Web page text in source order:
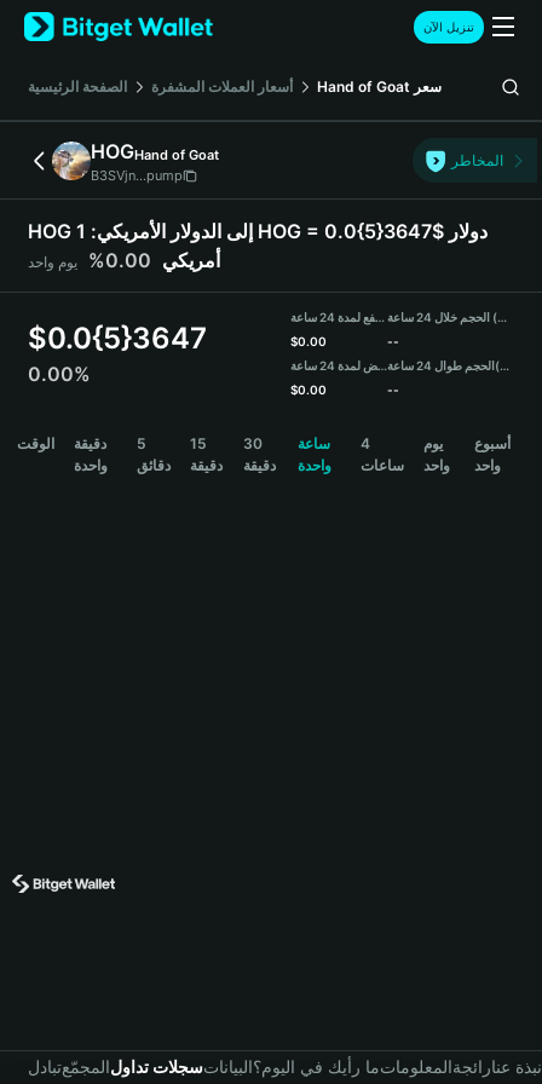
English
日本語
Русский
Español (Latinoamérica)
Türkçe
Deutsch
简体中文
Português (Portugal)
Bahasa Indonesia
বাংলা
تنزيل الآن
الصفحة الرئيسية أسعار العملات المشفرة Hand of Goat سعر
HOGHand of Goat
B3SVjn...pump
المخاطر
HOG إلى الدولار الأمريكي: 1 HOG = 0.0{5}3647$ دولار
أمريكي 0.00% يوم واحد
$0.0{5}3647
0.00%
مرتفع لمدة 24 ساعة
$0.00
منخفض لمدة 24 ساعة
$0.00
الحجم خلال 24 ساعة (HOG)
--
الحجم طوال 24 ساعة(USDT)
--
الوقت
دقيقة
واحدة
5
دقائق
15
دقيقة
30
دقيقة
ساعة
واحدة
4
ساعات
يوم
واحد
أسبوع
واحد
تبادلالمجمّعسجلات تداولالبياناتما رأيك في اليوم؟المعلوماترائجةنبذة عنا